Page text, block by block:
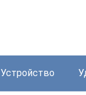
Устройство